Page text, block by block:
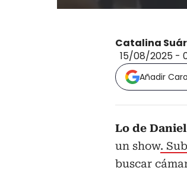
Catalina
15/08/2025 -
Añadir
Lo de
un show.
buscar